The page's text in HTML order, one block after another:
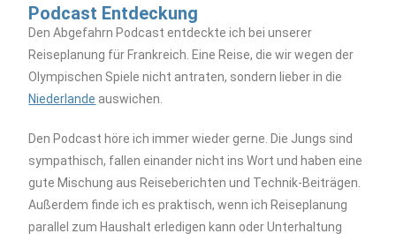
Podcast Entdeckung
Den Abgefahrn Podcast entdeckte ich bei unserer
Reiseplanung für Frankreich. Eine Reise, die wir wegen der
Olympischen Spiele nicht antraten, sondern lieber in die
Niederlande auswichen.
Den Podcast höre ich immer wieder gerne. Die Jungs sind
sympathisch, fallen einander nicht ins Wort und haben eine
gute Mischung aus Reiseberichten und Technik-Beiträgen.
Außerdem finde ich es praktisch, wenn ich Reiseplanung
parallel zum Haushalt erledigen kann oder Unterhaltung